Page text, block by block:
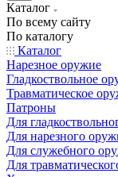
Каталог
По всему сайту
По каталогу
Каталог
Нарезное оружие
Гладкоствольное
Травматическое
Патроны
Для
Для нарезного
Для служебного
Для